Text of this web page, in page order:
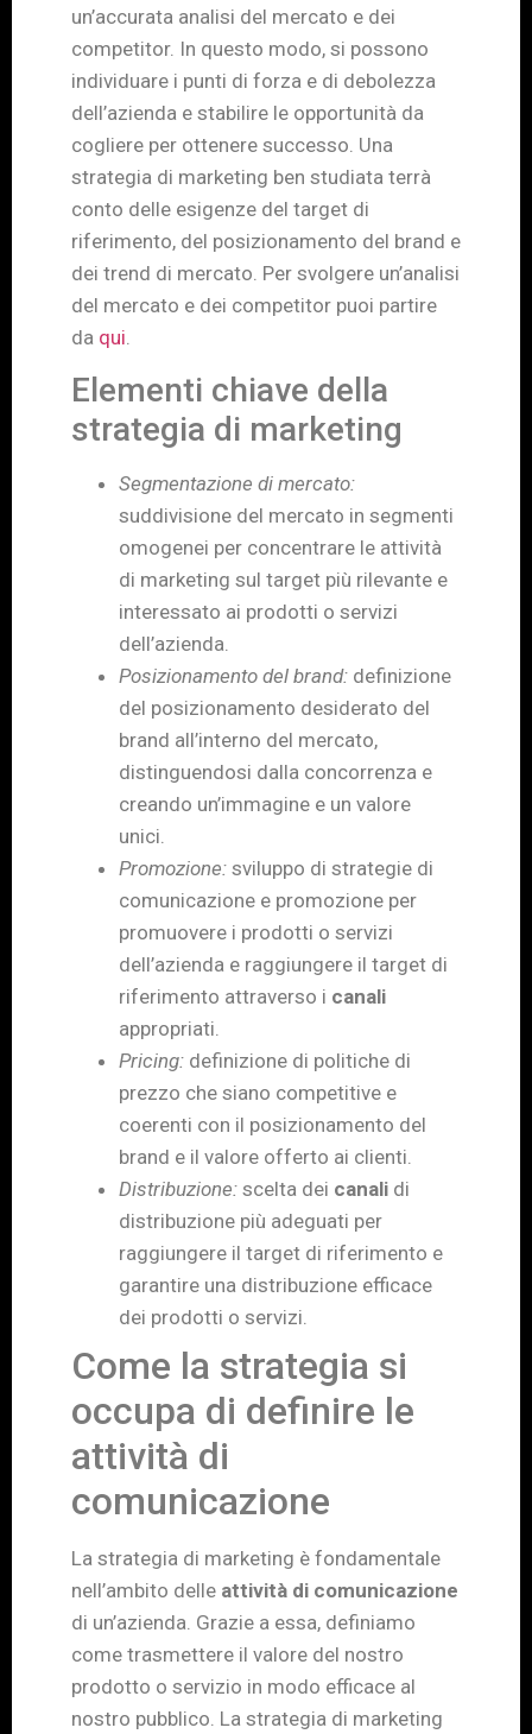
un’accurata analisi del mercato e dei
competitor. In questo modo, si possono
individuare i punti di forza e di debolezza
dell’azienda e stabilire le opportunità da
cogliere per ottenere successo. Una
strategia di marketing ben studiata terrà
conto delle esigenze del target di
riferimento, del posizionamento del brand e
dei trend di mercato. Per svolgere un’analisi
del mercato e dei competitor puoi partire
da qui
Elementi chiave della
strategia di marketing
Segmentazione di mercato:
suddivisione del mercato in segmenti
omogenei per concentrare le attività
di marketing sul target più rilevante e
interessato ai prodotti o servizi
dell’azienda.
Posizionamento del brand: definizione
del posizionamento desiderato del
brand all’interno del mercato,
distinguendosi dalla concorrenza e
creando un’immagine e un valore
unici.
Promozione: sviluppo di strategie di
comunicazione e promozione per
promuovere i prodotti o servizi
dell’azienda e raggiungere il target di
riferimento attraverso i canali
appropriati.
Pricing: definizione di politiche di
prezzo che siano competitive e
coerenti con il posizionamento del
brand e il valore offerto ai clienti.
Distribuzione: scelta dei canali di
distribuzione più adeguati per
raggiungere il target di riferimento e
garantire una distribuzione efficace
dei prodotti o servizi.
Come la strategia si
occupa di definire le
attività di
comunicazione
La strategia di marketing è fondamentale
nell’ambito delle attività di comunicazione
di un’azienda. Grazie a essa, definiamo
come trasmettere il valore del nostro
prodotto o servizio in modo efficace al
nostro pubblico. La strategia di marketing